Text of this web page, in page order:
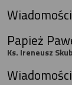
Papież
Ks. Ireneusz